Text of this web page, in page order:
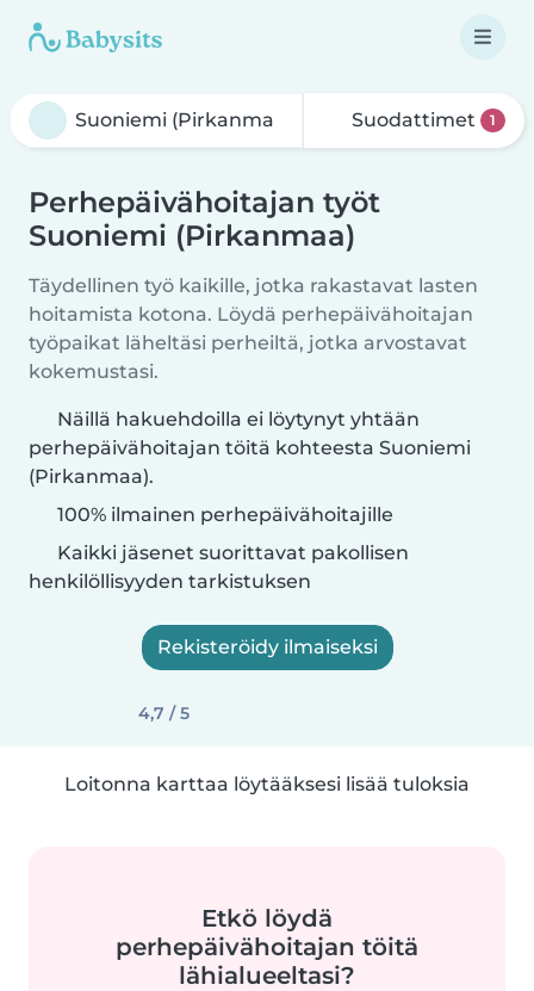
Suodattimet 1
Perhepäivähoitajan työt
Suoniemi (Pirkanmaa)
Täydellinen työ kaikille, jotka rakastavat lasten
hoitamista kotona. Löydä perhepäivähoitajan
työpaikat läheltäsi perheiltä, jotka arvostavat
kokemustasi.
Näillä hakuehdoilla ei löytynyt yhtään
perhepäivähoitajan töitä kohteesta Suoniemi
(Pirkanmaa).
100% ilmainen perhepäivähoitajille
Kaikki jäsenet suorittavat pakollisen
henkilöllisyyden tarkistuksen
Rekisteröidy ilmaiseksi
4,7 / 5
Loitonna karttaa löytääksesi lisää tuloksia
Etkö löydä
perhepäivähoitajan töitä
lähialueeltasi?